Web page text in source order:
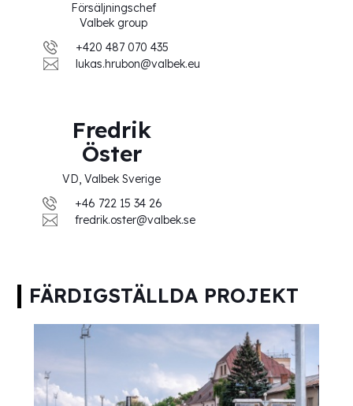
Försäljningschef
Valbek group
+420 487 070 435
lukas.hrubon@valbek.eu
Fredrik
Öster
VD, Valbek Sverige
+46 722 15 34 26
fredrik.oster@valbek.se
FÄRDIGSTÄLLDA PROJEKT